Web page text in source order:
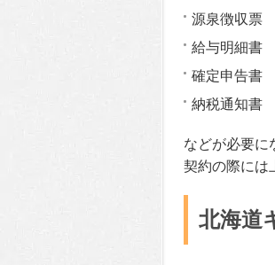
源泉徴収票
給与明細書
確定申告書
納税通知書
などが必要に
契約の際には
北海道